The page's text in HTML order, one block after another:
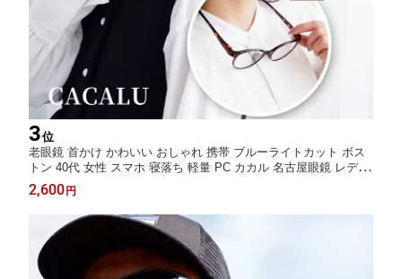
3位
老眼鏡 首かけ かわいい おしゃれ 携帯 ブルーライトカット ボス
トン 40代 女性 スマホ 寝落ち 軽量 PC カカル 名古屋眼鏡 レディ
ース ブラック ブラウン
2,600円